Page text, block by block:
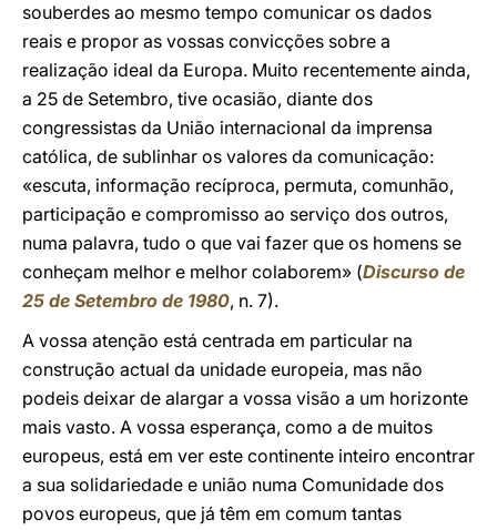
souberdes ao mesmo tempo comunicar os dados
reais e propor as vossas convicções sobre a
realização ideal da Europa. Muito recentemente ainda,
a 25 de Setembro, tive ocasião, diante dos
congressistas da União internacional da imprensa
católica, de sublinhar os valores da comunicação:
«escuta, informação recíproca, permuta, comunhão,
participação e compromisso ao serviço dos outros,
numa palavra, tudo o que vai fazer que os homens se
conheçam melhor e melhor colaborem» (Discurso de
25 de Setembro de 1980, n. 7).
A vossa atenção está centrada em particular na
construção actual da unidade europeia, mas não
podeis deixar de alargar a vossa visão a um horizonte
mais vasto. A vossa esperança, como a de muitos
europeus, está em ver este continente inteiro encontrar
a sua solidariedade e união numa Comunidade dos
povos europeus, que já têm em comum tantas